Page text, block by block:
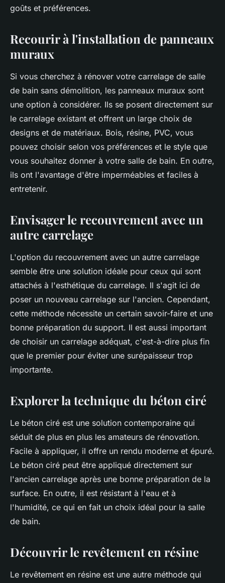
goûts et préférences.
Recourir à l'installation de panneaux
muraux
Si vous cherchez à rénover votre carrelage de salle
de bain sans démolition, les panneaux muraux sont
une option à considérer. Ils se posent directement sur
le carrelage existant et offrent un large choix de
designs et de matériaux. Bois, résine, PVC, vous
pouvez choisir selon vos préférences et le style que
vous souhaitez donner à votre salle de bain. En outre,
ils ont l'avantage d'être imperméables et faciles à
entretenir.
Envisager le recouvrement avec un
autre carrelage
L'option du recouvrement avec un autre carrelage
semble être une solution idéale pour ceux qui sont
attachés à l'esthétique du carrelage. Il s'agit ici de
poser un nouveau carrelage sur l'ancien. Cependant,
cette méthode nécessite un certain savoir-faire et une
bonne préparation du support. Il est aussi important
de choisir un carrelage adéquat, c'est-à-dire plus fin
que le premier pour éviter une surépaisseur trop
importante.
Explorer la technique du béton ciré
Le béton ciré est une solution contemporaine qui
séduit de plus en plus les amateurs de rénovation.
Facile à appliquer, il offre un rendu moderne et épuré.
Le béton ciré peut être appliqué directement sur
l'ancien carrelage après une bonne préparation de la
surface. En outre, il est résistant à l'eau et à
l'humidité, ce qui en fait un choix idéal pour la salle
de bain.
Découvrir le revêtement en résine
Le revêtement en résine est une autre méthode qui